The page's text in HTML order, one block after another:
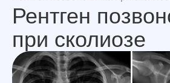
Рентген
при сколиозе